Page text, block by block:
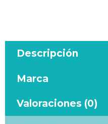
Descripción
Marca
Valoraciones (0)